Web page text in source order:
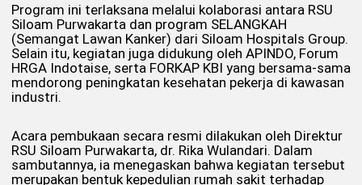
Program ini terlaksana melalui kolaborasi antara RSU
Siloam Purwakarta dan program SELANGKAH
(Semangat Lawan Kanker) dari Siloam Hospitals Group.
Selain itu, kegiatan juga didukung oleh APINDO, Forum
HRGA Indotaise, serta FORKAP KBI yang bersama-sama
mendorong peningkatan kesehatan pekerja di kawasan
industri.
Acara pembukaan secara resmi dilakukan oleh Direktur
RSU Siloam Purwakarta, dr. Rika Wulandari. Dalam
sambutannya, ia menegaskan bahwa kegiatan tersebut
merupakan bentuk kepedulian rumah sakit terhadap